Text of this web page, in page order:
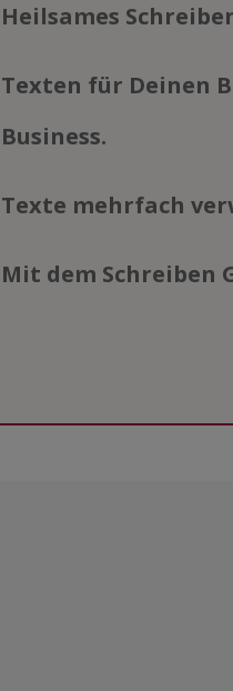
Heilsames
Texten für Deinen
Business.
Texte mehrfach
Mit dem Schreiben